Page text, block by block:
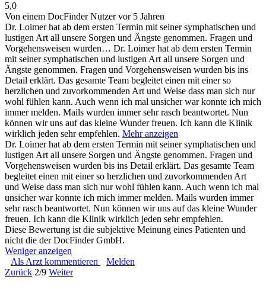
5,0
Von einem DocFinder Nutzervor 5 Jahren
Dr. Loimer hat ab dem ersten Termin mit seiner symphatischen und
lustigen Art all unsere Sorgen und Ängste genommen. Fragen und
Vorgehensweisen wurden… Dr. Loimer hat ab dem ersten Termin
mit seiner symphatischen und lustigen Art all unsere Sorgen und
Ängste genommen. Fragen und Vorgehensweisen wurden bis ins
Detail erklärt. Das gesamte Team begleitet einen mit einer so
herzlichen und zuvorkommenden Art und Weise dass man sich nur
wohl fühlen kann. Auch wenn ich mal unsicher war konnte ich mich
immer melden. Mails wurden immer sehr rasch beantwortet. Nun
können wir uns auf das kleine Wunder freuen. Ich kann die Klinik
wirklich jeden sehr empfehlen. Mehr anzeigen
Dr. Loimer hat ab dem ersten Termin mit seiner symphatischen und
lustigen Art all unsere Sorgen und Ängste genommen. Fragen und
Vorgehensweisen wurden bis ins Detail erklärt. Das gesamte Team
begleitet einen mit einer so herzlichen und zuvorkommenden Art
und Weise dass man sich nur wohl fühlen kann. Auch wenn ich mal
unsicher war konnte ich mich immer melden. Mails wurden immer
sehr rasch beantwortet. Nun können wir uns auf das kleine Wunder
freuen. Ich kann die Klinik wirklich jeden sehr empfehlen.
Diese Bewertung ist die subjektive Meinung eines Patienten und
nicht die der DocFinder GmbH.
Weniger anzeigen
Als Arzt kommentieren
Melden
Zurück 2/9 Weiter